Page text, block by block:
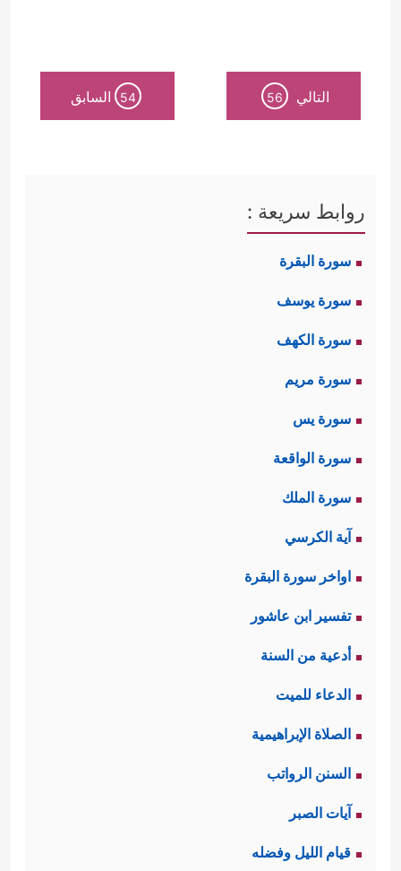
التالي 56
54 السابق
روابط سريعة :
سورة البقرة
سورة يوسف
سورة الكهف
سورة مريم
سورة يس
سورة الواقعة
سورة الملك
آية الكرسي
اواخر سورة البقرة
تفسير ابن عاشور
أدعية من السنة
الدعاء للميت
الصلاة الإبراهيمية
السنن الرواتب
آيات الصبر
قيام الليل وفضله